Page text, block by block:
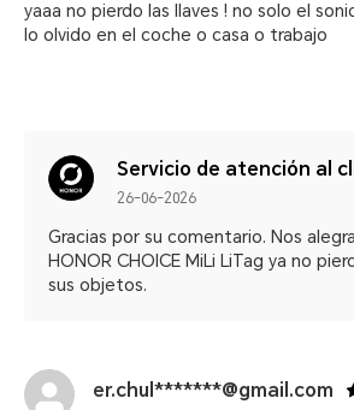
yaaa no pierdo las llaves ! no solo el
lo olvido en el coche o casa o trabajo
Servicio de atención al
26-06-2026
Gracias por su comentario. Nos
HONOR CHOICE MiLi LiTag ya no
sus objetos.
er.chul*******@gmail.com